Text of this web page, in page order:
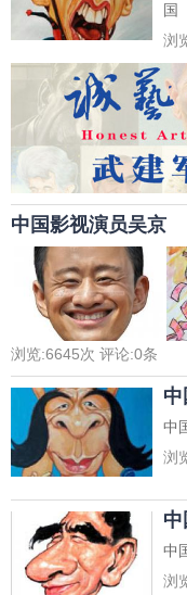
国
浏
中国影视演员吴京
浏览:6645次 评论:0条
中
浏
中
浏